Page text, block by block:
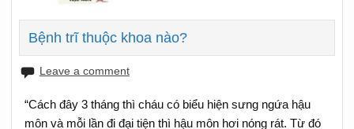
Bệnh trĩ thuộc khoa nào?
Leave a comment
“Cách đây 3 tháng thì cháu có biểu hiện sưng ngứa hậu
môn và mỗi lần đi đại tiện thì hậu môn hơi nóng rát. Từ đó